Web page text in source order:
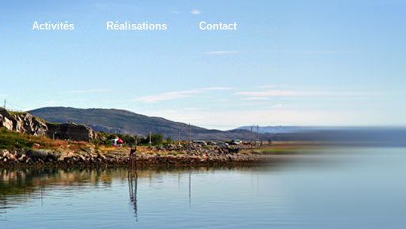
Contact
Réalisations
Activités